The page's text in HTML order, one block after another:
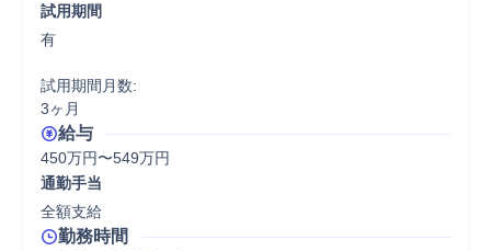
試用期間
有
試用期間月数:
3ヶ月
給与
450万円〜549万円
通勤手当
全額支給
勤務時間